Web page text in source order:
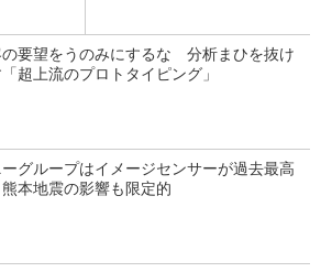
の要望をうのみにするな 分析まひを抜け
超上流のプロトタイピング」
ーグループはイメージセンサーが過去最高
本地震の影響も限定的